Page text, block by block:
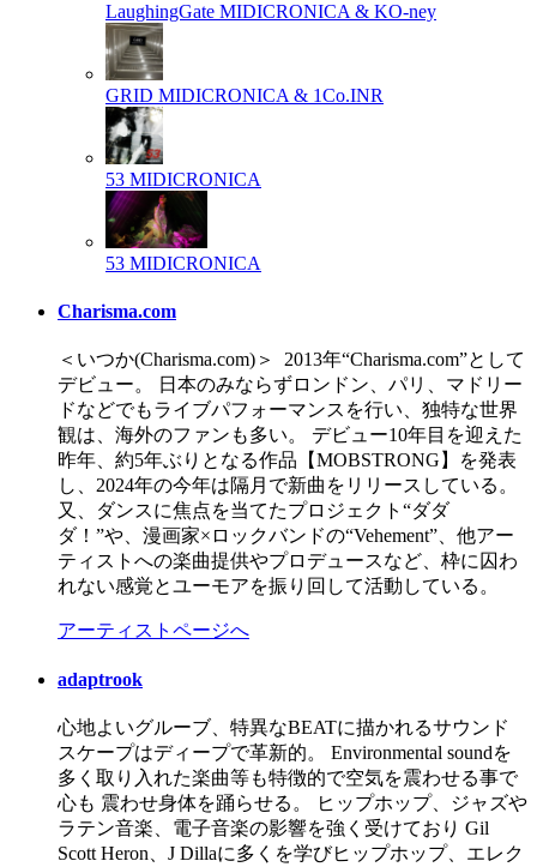
LaughingGate MIDICRONICA & KO-ney
GRID MIDICRONICA & 1Co.INR
53 MIDICRONICA
53 MIDICRONICA
Charisma.com
＜いつか(Charisma.com)＞ 2013年“Charisma.com”として
デビュー。 日本のみならずロンドン、パリ、マドリー
ドなどでもライブパフォーマンスを行い、独特な世界
観は、海外のファンも多い。 デビュー10年目を迎えた
昨年、約5年ぶりとなる作品【MOBSTRONG】を発表
し、2024年の今年は隔月で新曲をリリースしている。
又、ダンスに焦点を当てたプロジェクト“ダダ
ダ！”や、漫画家×ロックバンドの“Vehement”、他アー
ティストへの楽曲提供やプロデュースなど、枠に囚わ
れない感覚とユーモアを振り回して活動している。
アーティストページへ
adaptrook
心地よいグルーブ、特異なBEATに描かれるサウンド
スケープはディープで革新的。 Environmental soundを
多く取り入れた楽曲等も特徴的で空気を震わせる事で
心も 震わせ身体を踊らせる。 ヒップホップ、ジャズや
ラテン音楽、電子音楽の影響を強く受けており Gil
Scott Heron、J Dillaに多くを学びヒップホップ、エレク